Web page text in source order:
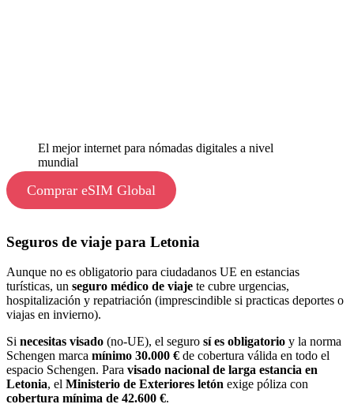
El mejor internet para nómadas digitales a nivel
mundial
Comprar eSIM Global
Seguros de viaje para Letonia
Aunque no es obligatorio para ciudadanos UE en estancias
turísticas, un seguro médico de viaje te cubre urgencias,
hospitalización y repatriación (imprescindible si practicas deportes o
viajas en invierno).
Si necesitas visado (no-UE), el seguro sí es obligatorio y la norma
Schengen marca mínimo 30.000 € de cobertura válida en todo el
espacio Schengen. Para visado nacional de larga estancia en
Letonia, el Ministerio de Exteriores letón exige póliza con
cobertura mínima de 42.600 €.